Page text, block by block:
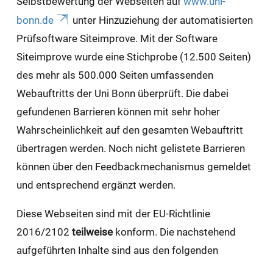
bonn.de
unter Hinzuziehung der automatisierten
Prüfsoftware Siteimprove. Mit der Software
Siteimprove wurde eine Stichprobe (12.500 Seiten)
des mehr als 500.000 Seiten umfassenden
Webauftritts der Uni Bonn überprüft. Die dabei
gefundenen Barrieren können mit sehr hoher
Wahrscheinlichkeit auf den gesamten Webauftritt
übertragen werden. Noch nicht gelistete Barrieren
können über den Feedbackmechanismus gemeldet
und entsprechend ergänzt werden.
Diese Webseiten sind mit der EU-Richtlinie
2016/2102 teilweisekonform. Die nachstehend
aufgeführten Inhalte sind aus den folgenden